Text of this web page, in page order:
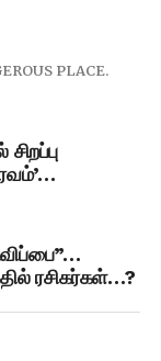
PLACE.
ரசிகர்கள்…?